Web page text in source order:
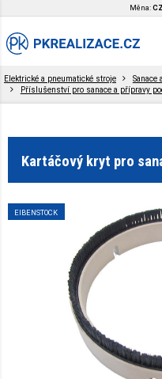
Měna:
Elektrické a pneumatické stroje
Sanace
Příslušenství pro sanace a přípravy
Kartáčový kryt pro
EIBENSTOCK